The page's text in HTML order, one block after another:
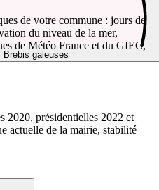
Brebis galeuses
de votre commune : jours de
du niveau de la mer,
de Météo France et du GIEC,
2020, présidentielles 2022 et
actuelle de la mairie, stabilité